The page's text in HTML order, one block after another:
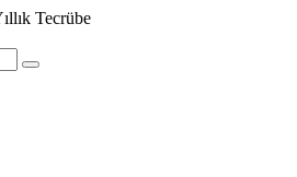
Tecrübe